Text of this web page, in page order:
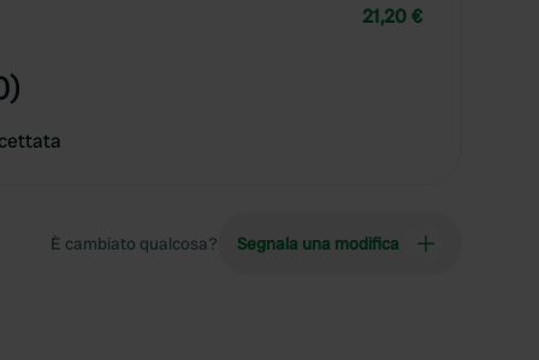
21,20 €
È cambiato qualcosa? Segnala una modifica